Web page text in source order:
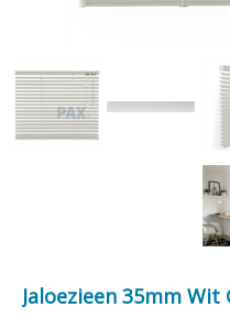
Jaloezieen 35mm Wit